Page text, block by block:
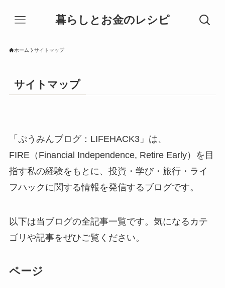
暮らしとお金のレシピ
ホーム サイトマップ
サイトマップ
「ぷうみんブログ：LIFEHACK3」は、
FIRE（Financial Independence, Retire Early）を目
指す私の経験をもとに、投資・学び・旅行・ライ
フハックに関する情報を発信するブログです。
以下は当ブログの全記事一覧です。気になるカテ
ゴリや記事をぜひご覧ください。
ページ